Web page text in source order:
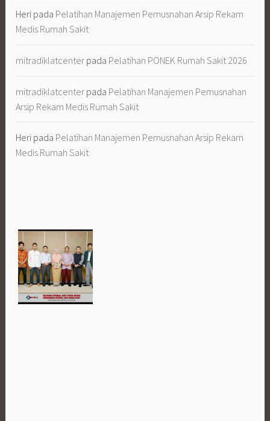
Heri pada Pelatihan Manajemen Pemusnahan Arsip Rekam
Medis Rumah Sakit
mitradiklatcenter pada Pelatihan PONEK Rumah Sakit 2026
mitradiklatcenter pada Pelatihan Manajemen Pemusnahan
Arsip Rekam Medis Rumah Sakit
Heri pada Pelatihan Manajemen Pemusnahan Arsip Rekam
Medis Rumah Sakit